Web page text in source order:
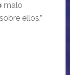
malo
ellos.”